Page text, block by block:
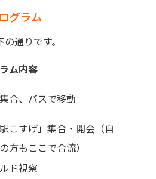
グラム
通りです。
ム内容
合、バスで移動
駅こすげ」集合・開会（自
方もここで合流）
ド視察